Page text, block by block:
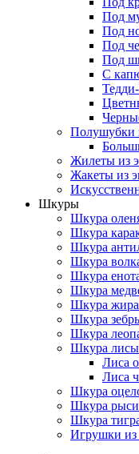
Под
Под
Под
Под
С
Полушубки
Жилеты из
Жакеты из
Шкуры
Шкура
Шкура
Шкура
Шкура
Шкура
Шкура
Шкура
Шкура
Шкура
Шкура лисы
Лиса
Лиса
Шкура
Шкура рыси
Шкура
Игрушки из